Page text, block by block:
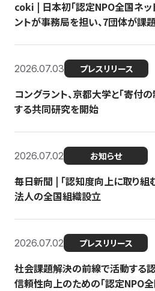
coki | 日本初「認定NPO全国ネッ
ントが事務局を担い、7団体が課
2026.07.03 プレスリリース
コングラント、京都大学と「寄付
する共同研究を開始
2026.07.02 お知らせ
毎日新聞 | 「認知度向上に取り組
法人の全国組織設立
2026.07.02 プレスリリース
社会課題解決の前線で活動する
信頼性向上のための「認定NPO全